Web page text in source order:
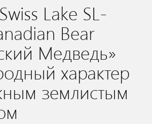
Lake SL-
Bear
Медведь»
характер
землистым